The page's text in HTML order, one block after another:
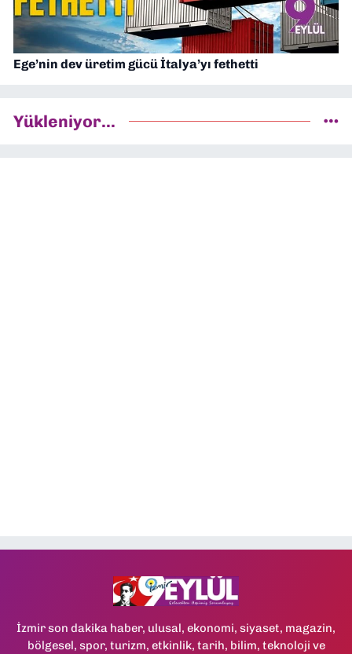
Ege’nin dev üretim gücü İtalya’yı fethetti
Yükleniyor...
İzmir son dakika haber, ulusal, ekonomi, siyaset, magazin,
bölgesel, spor, turizm, etkinlik, tarih, bilim, teknoloji ve